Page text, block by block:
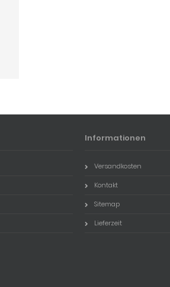
Informationen
Versandkosten
Kontakt
Sitemap
Lieferzeit